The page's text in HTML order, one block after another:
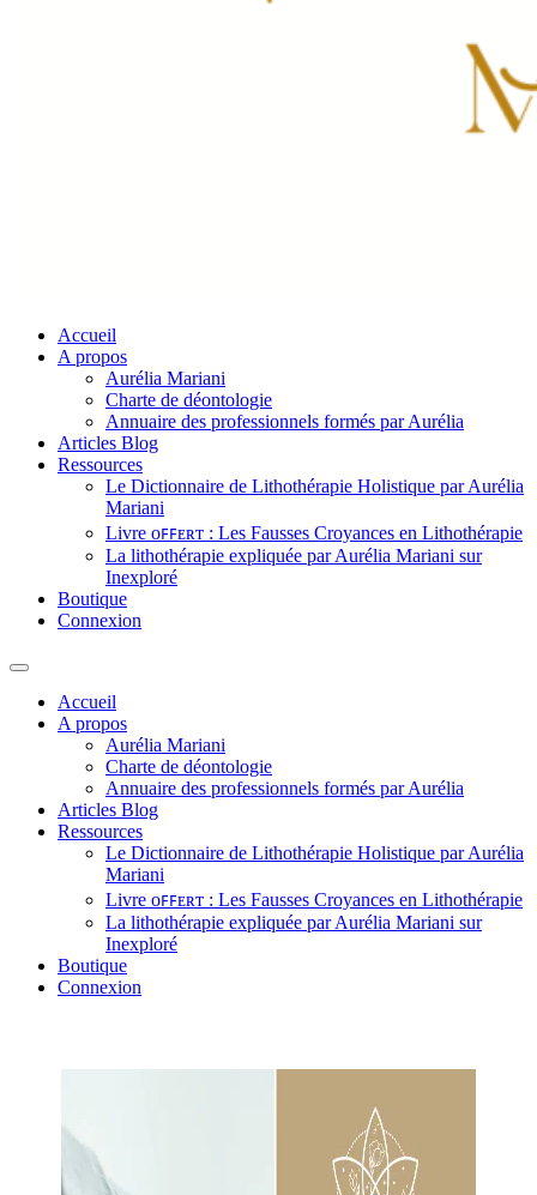
Accueil
A propos
Aurélia Mariani
Charte de déontologie
Annuaire des professionnels formés par Aurélia
Articles Blog
Ressources
Le Dictionnaire de Lithothérapie Holistique par Aurélia
Mariani
Livre ᴏꜰꜰᴇʀᴛ : Les Fausses Croyances en Lithothérapie
La lithothérapie expliquée par Aurélia Mariani sur
Inexploré
Boutique
Connexion
Accueil
A propos
Aurélia Mariani
Charte de déontologie
Annuaire des professionnels formés par Aurélia
Articles Blog
Ressources
Le Dictionnaire de Lithothérapie Holistique par Aurélia
Mariani
Livre ᴏꜰꜰᴇʀᴛ : Les Fausses Croyances en Lithothérapie
La lithothérapie expliquée par Aurélia Mariani sur
Inexploré
Boutique
Connexion